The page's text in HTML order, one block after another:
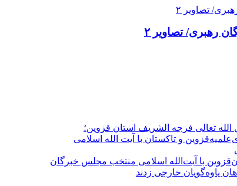
تصاویر ۲
تعالی فرجه الشریف استان قزوین؛
و تاکستان با آیت الله اسلامی
با آیت‌الله‌ اسلامی منتخب مجلس‌ خبرگان
یاوه‌گویان خارجی زدند